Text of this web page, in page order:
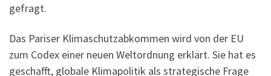
gefragt.
Das Pariser Klimaschutzabkommen wird von der EU
zum Codex einer neuen Weltordnung erklärt. Sie hat es
geschafft, globale Klimapolitik als strategische Frage